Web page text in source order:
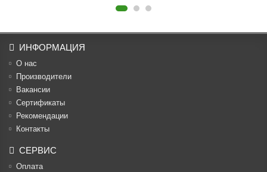
ИНФОРМАЦИЯ
О нас
Производители
Вакансии
Cертификаты
Рекомендации
Контакты
СЕРВИС
Оплата